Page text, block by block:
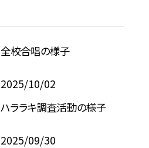
全校合唱の様子
2025/10/02
ハララキ調査活動の様子
2025/09/30